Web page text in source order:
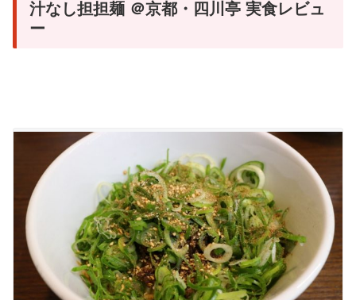
汁なし担担麺 ＠京都・四川亭 実食レビュ
ー